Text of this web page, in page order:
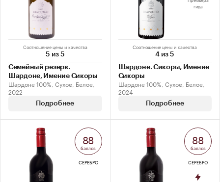
Соотношение цены и качества
5 из 5
Семейный резерв.
Шардоне, Имение Сикоры
Шардоне 100%, Сухое, Белое,
2022
Подробнее
Соотношение цены и качества
4 из 5
Шардоне. Сикоры, Имение
Сикоры
Шардоне 100%, Сухое, Белое,
2024
Подробнее
гида
88
баллов
СЕРЕБРО
88
баллов
СЕРЕБРО